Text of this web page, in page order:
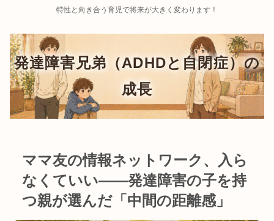
特性と向き合う育児で将来が大きく変わります！
ママ友の情報ネットワーク、入ら
なくていい——発達障害の子を持
つ親が選んだ「中間の距離感」